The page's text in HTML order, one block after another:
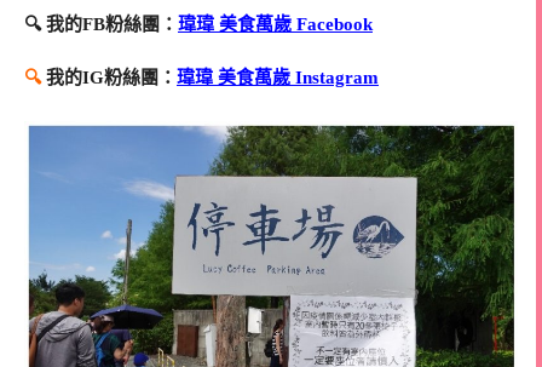
🔍 我的FB粉絲團： 瑋瑋 美食萬歲 Facebook
🔍我的IG粉絲團： 瑋瑋 美食萬歲 Instagram